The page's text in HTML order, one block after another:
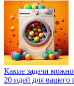
Какие задачи
20 идей для вашего